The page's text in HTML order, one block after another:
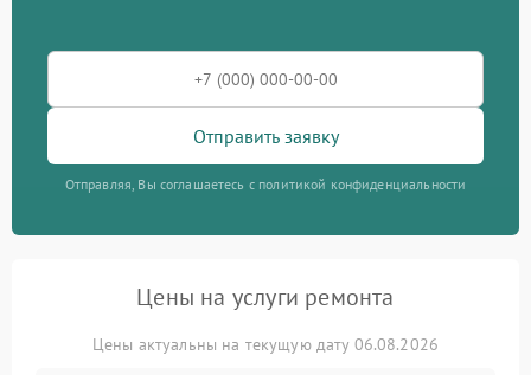
Отправить заявку
Отправляя, Вы соглашаетесь с политикой конфиденциальности
Цены на услуги ремонта
Цены актуальны на текущую дату 06.08.2026